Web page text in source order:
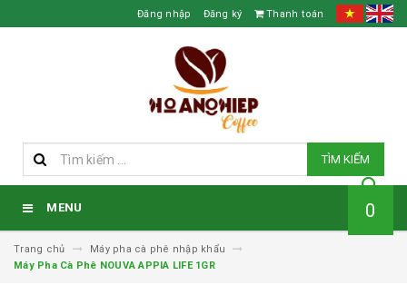
Đăng nhập Đăng ký Thanh toán
TÌM KIẾM
MENU 0
Trang chủ
Máy pha cà phê nhập khẩu
Máy Pha Cà Phê NOUVA APPIA LIFE 1GR